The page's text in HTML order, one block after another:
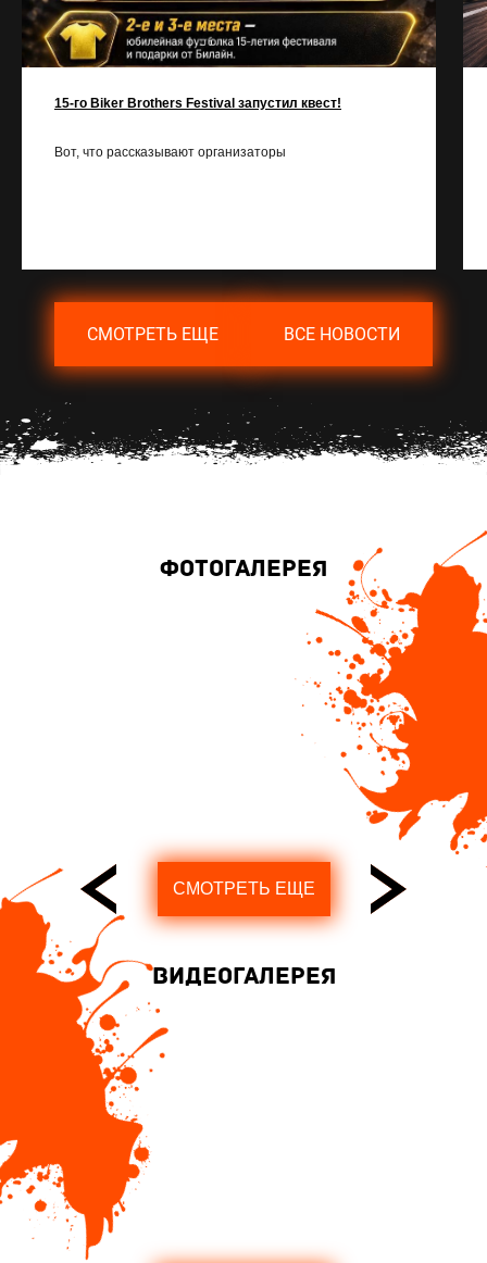
15-го Biker Brothers Festival запустил квест!
Вот, что рассказывают организаторы
СМОТРЕТЬ ЕЩЕ ВСЕ НОВОСТИ
Видеогалерея
СМОТРЕТЬ ЕЩЕ
Фотогалерея